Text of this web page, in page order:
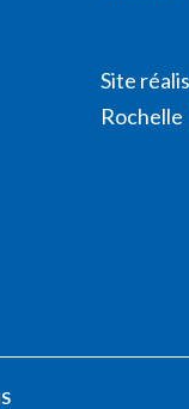
Site
Rochelle